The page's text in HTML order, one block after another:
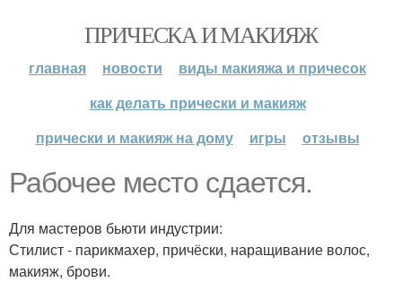
ПРИЧЕСКА И МАКИЯЖ
главная новости
виды макияжа и причесок
как делать прически и макияж
прически и макияж на дому
игры отзывы
Рабочее место сдается.
Для мастеров бьюти индустрии:
Стилист - парикмахер, причёски, наращивание волос,
макияж, брови.